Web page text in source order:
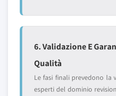
6. Validazione E
Qualità
Le fasi finali prevedono la
esperti del dominio